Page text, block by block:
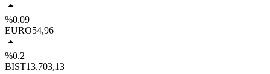
%0.09
EURO54,96
%0.2
BIST13.703,13